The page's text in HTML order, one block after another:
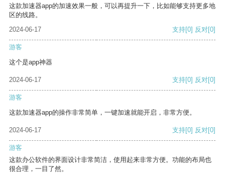
这款加速器app的加速效果一般，可以再提升一下，比如能够支持更多地
区的线路。
2024-06-17
支持[0] 反对[0]
游客
这个是app神器
2024-06-17 支持[0] 反对[0]
游客
这款加速器app的操作非常简单，一键加速就能开启，非常方便。
2024-06-17 支持[0] 反对[0]
游客
这款办公软件的界面设计非常简洁，使用起来非常方便。功能的布局也
很合理，一目了然。